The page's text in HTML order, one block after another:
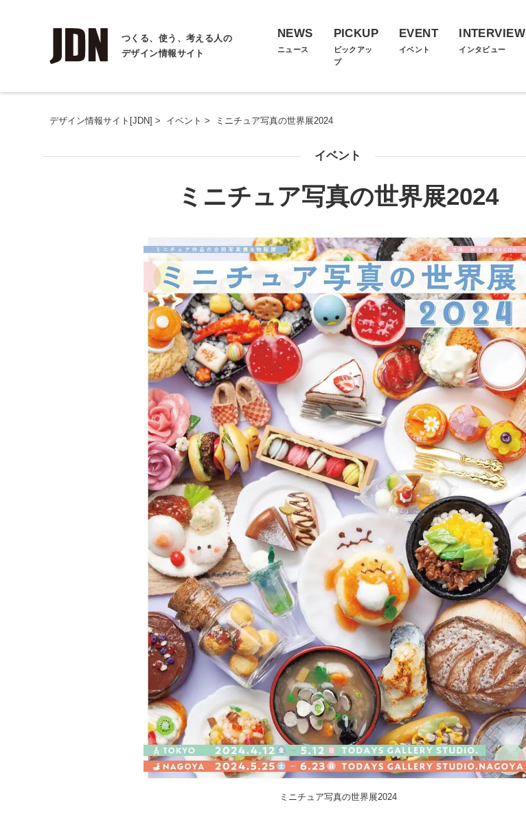
つくる、使う、考える人の
デザイン情報サイト
NEWS
ニュース
PICKUP
ピックアッ
プ
EVENT
イベント
INTERVIEW
インタビュー
デザイン情報サイト[JDN] > イベント > ミニチュア写真の世界展2024
イベント
ミニチュア写真の世界展2024
ミニチュア写真の世界展2024